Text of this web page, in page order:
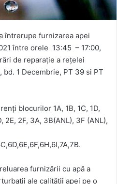
întrerupe furnizarea apei
între orele 13:45 – 17:00,
de reparație a rețelei
1 Decembrie, PT 39 si PT
blocurilor 1A, 1B, 1C, 1D,
2E, 2F, 3A, 3B(ANL), 3F (ANL),
furnizării cu apă a
ale calității apei pe o